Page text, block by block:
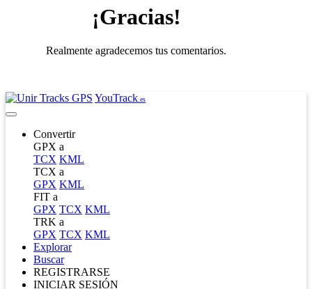
¡Gracias!
Realmente agradecemos tus comentarios.
YouTrack.es
Convertir
GPX a
TCX KML
TCX a
GPX KML
FIT a
GPX TCX KML
TRK a
GPX TCX KML
Explorar
Buscar
REGISTRARSE
INICIAR SESIÓN